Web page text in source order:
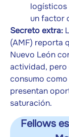
logísticos
un factor
Secreto extra:
(AMF) reporta
Nuevo León
actividad,
consumo
presentan
saturación.
Fellows